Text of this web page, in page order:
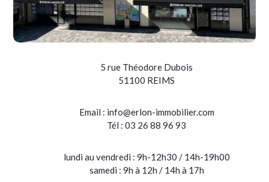
5 rue Théodore Dubois
51100 REIMS
Email : info@erlon-immobilier.com
Tél : 03 26 88 96 93
lundi au vendredi : 9h-12h30 / 14h-19h00
samedi : 9h à 12h / 14h à 17h